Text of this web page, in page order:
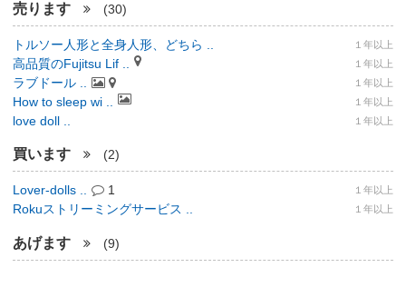
売ります (30)
トルソー人形と全身人形、どちら .. １年以上
高品質のFujitsu Lif .. １年以上
ラブドール .. １年以上
How to sleep wi .. １年以上
love doll .. １年以上
買います (2)
Lover-dolls .. 1 １年以上
Rokuストリーミングサービス .. １年以上
あげます (9)